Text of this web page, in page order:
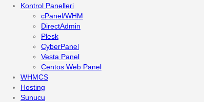
Kontrol Panelleri
cPanel/WHM
DirectAdmin
Plesk
CyberPanel
Vesta Panel
Centos Web Panel
WHMCS
Hosting
Sunucu